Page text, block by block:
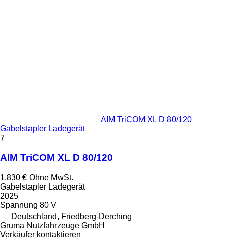
AIM TriCOM XL D 80/120
Gabelstapler Ladegerät
7
AIM TriCOM XL D 80/120
1.830 € Ohne MwSt.
Gabelstapler Ladegerät
2025
Spannung 80 V
Deutschland, Friedberg-Derching
Gruma Nutzfahrzeuge GmbH
Verkäufer kontaktieren